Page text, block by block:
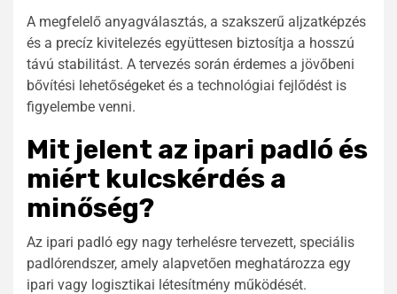
A megfelelő anyagválasztás, a szakszerű aljzatképzés
és a precíz kivitelezés együttesen biztosítja a hosszú
távú stabilitást. A tervezés során érdemes a jövőbeni
bővítési lehetőségeket és a technológiai fejlődést is
figyelembe venni.
Mit jelent az ipari padló és
miért kulcskérdés a
minőség?
Az ipari padló egy nagy terhelésre tervezett, speciális
padlórendszer, amely alapvetően meghatározza egy
ipari vagy logisztikai létesítmény működését.